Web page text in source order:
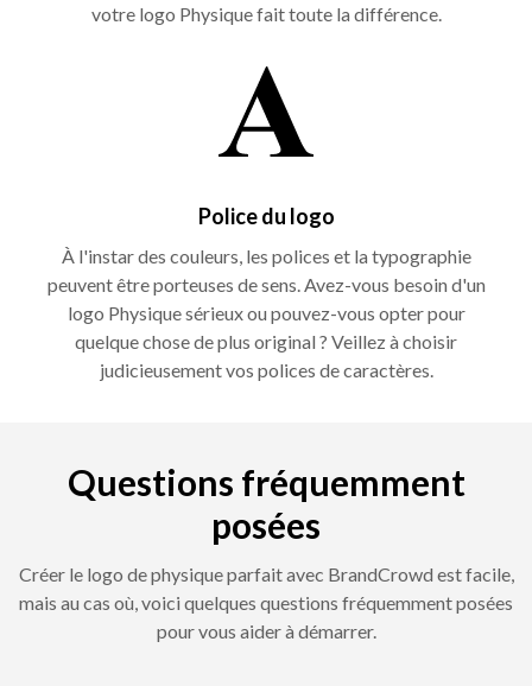
votre logo Physique fait toute la différence.
Police du logo
À l'instar des couleurs, les polices et la typographie
peuvent être porteuses de sens. Avez-vous besoin d'un
logo Physique sérieux ou pouvez-vous opter pour
quelque chose de plus original ? Veillez à choisir
judicieusement vos polices de caractères.
Questions fréquemment
posées
Créer le logo de physique parfait avec BrandCrowd est facile,
mais au cas où, voici quelques questions fréquemment posées
pour vous aider à démarrer.